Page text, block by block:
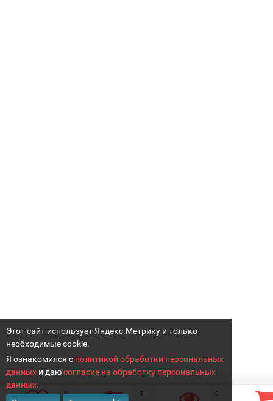
Этот сайт использует Яндекс.Метрику и только
необходимые cookie.
Я ознакомился с политикой обработки персональных
данных и даюсогласие на обработку персональных
данных.
0 0 0